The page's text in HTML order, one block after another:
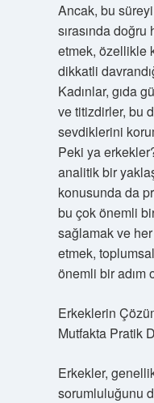
Ancak, bu
sırasında
etmek, özellikle
dikkatli
Kadınlar, gıda
ve titizdirler, bu
sevdiklerini
Peki ya
analitik bir
konusunda da
bu çok önemli
sağlamak ve her
etmek,
önemli bir adım
Erkeklerin
Mutfakta Pratik
Erkekler,
sorumluluğunu